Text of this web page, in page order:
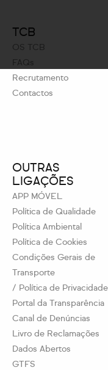
TCB
OS TCB
FAQs
Recrutamento
Contactos
OUTRAS
LIGAÇÕES
APP MÓVEL
Política de Qualidade
Política Ambiental
Política de Cookies
Condições Gerais de
Transporte
/ Política de Privacidade
Portal da Transparência
Canal de Denúncias
Livro de Reclamações
Dados Abertos
GTFS